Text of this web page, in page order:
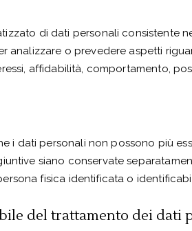
di dati personali consistente
analizzare o prevedere aspetti
affidabilità, comportamento,
i dati personali non possono più
siano conservate
fisica identificata o
del trattamento dei dati